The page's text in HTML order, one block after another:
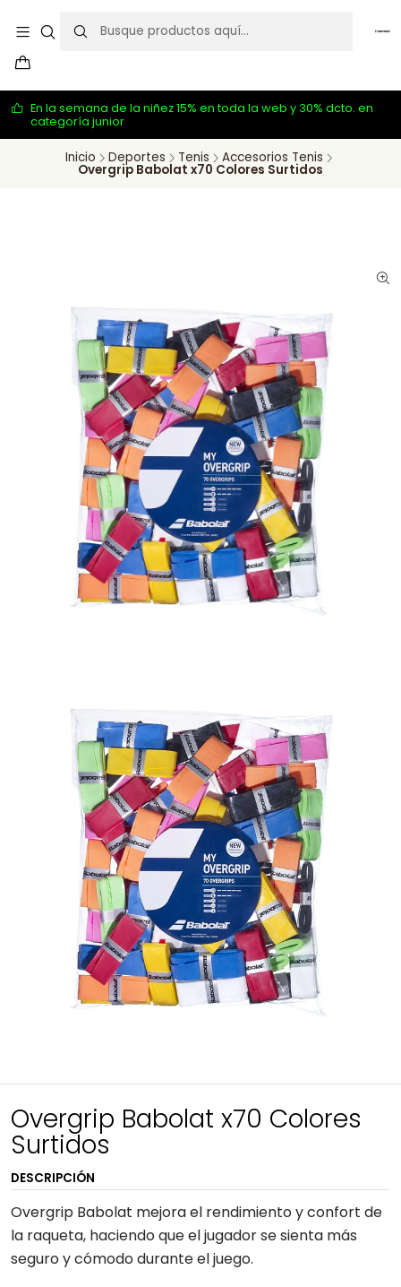
En la semana de la niñez 15% en toda la web y 30% dcto. en
categoría junior
Inicio Deportes Tenis Accesorios Tenis
Overgrip Babolat x70 Colores Surtidos
Overgrip Babolat x70 Colores
Surtidos
DESCRIPCIÓN
Overgrip Babolat mejora el rendimiento y confort de
la raqueta, haciendo que el jugador se sienta más
seguro y cómodo durante el juego.